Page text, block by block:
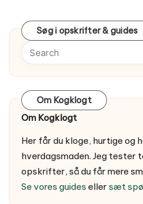
Søg i opskrifter & guides
Om Kogklogt
Om Kogklogt
Her får du kloge, hurtige og
hverdagsmaden. Jeg tester
opskrifter, så du får mere
Se vores guides eller sæt